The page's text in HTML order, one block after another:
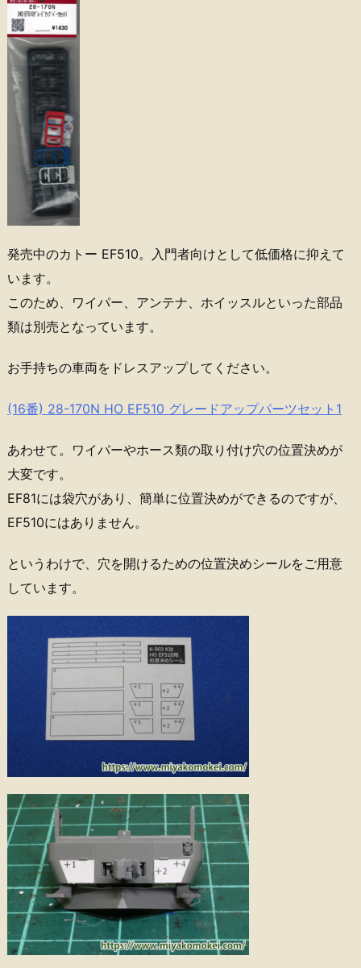
発売中のカトー EF510。入門者向けとして低価格に抑えて
います。
このため、ワイパー、アンテナ、ホイッスルといった部品
類は別売となっています。
お手持ちの車両をドレスアップしてください。
(16番) 28-170N HO EF510 グレードアップパーツセット1
あわせて。ワイパーやホース類の取り付け穴の位置決めが
大変です。
EF81には袋穴があり、簡単に位置決めができるのですが、
EF510にはありません。
というわけで、穴を開けるための位置決めシールをご用意
しています。